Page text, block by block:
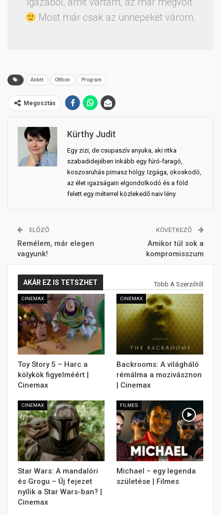
Igazából, amit vártam, az már megvolt.
Most már csak az ünnepeket várom.
Ankét Otthon Program
Megosztás
Kürthy Judit
Egy zizi, de csupaszív anyuka, aki ritka
szabadidejében inkább egy fúró-faragó,
koszosruhás pimasz hölgy. Izgága, okoskodó,
az élet igazságain elgondolkodó és a föld
felett egy méterrel közlekedő naiv lény.
ELŐZŐ
Remélem, már elegen
vagyunk!
KÖVETKEZŐ
Amikor túl sok a
kompromisszum
AKÁR EZ IS TETSZHET Több A Szerzőtől
CINEMAX
Toy Story 5 – Harc a
kölykök figyelméért |
Cinemax
CINEMAX
Backrooms: A világháló
rémálma a mozivásznon
| Cinemax
CINEMAX
Star Wars: A mandalóri
és Grogu – Új fejezet
nyílik a Star Wars-ban? |
Cinemax
FILMES
Michael – egy legenda
születése | Filmes